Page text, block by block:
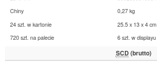
Chiny
0,27 kg
24 szt. w kartonie
25.5 x 13 x 4 cm
720 szt. na palecie
6 szt. w displayu
SCD (brutto)